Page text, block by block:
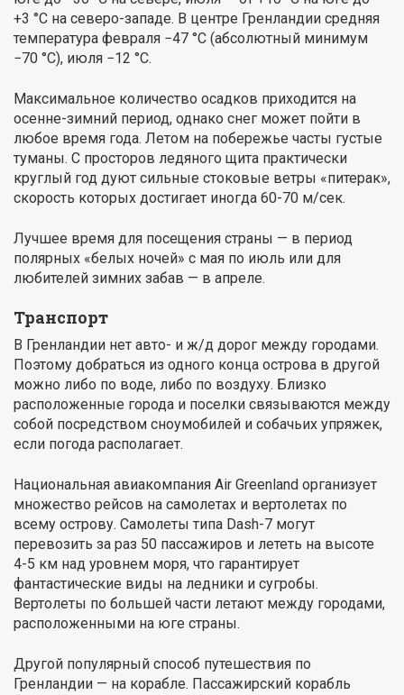
+3 °C на северо-западе. В центре Гренландии средняя
температура февраля −47 °C (абсолютный минимум
−70 °C), июля −12 °C.
Максимальное количество осадков приходится на
осенне-зимний период, однако снег может пойти в
любое время года. Летом на побережье часты густые
туманы. С просторов ледяного щита практически
круглый год дуют сильные стоковые ветры «питерак»,
скорость которых достигает иногда 60-70 м/сек.
Лучшее время для посещения страны — в период
полярных «белых ночей» с мая по июль или для
любителей зимних забав — в апреле.
Транспорт
В Гренландии нет авто- и ж/д дорог между городами.
Поэтому добраться из одного конца острова в другой
можно либо по воде, либо по воздуху. Близко
расположенные города и поселки связываются между
собой посредством сноумобилей и собачьих упряжек,
если погода располагает.
Национальная авиакомпания Air Greenland организует
множество рейсов на самолетах и вертолетах по
всему острову. Самолеты типа Dash-7 могут
перевозить за раз 50 пассажиров и лететь на высоте
4-5 км над уровнем моря, что гарантирует
фантастические виды на ледники и сугробы.
Вертолеты по большей части летают между городами,
расположенными на юге страны.
Другой популярный способ путешествия по
Гренландии — на корабле. Пассажирский корабль